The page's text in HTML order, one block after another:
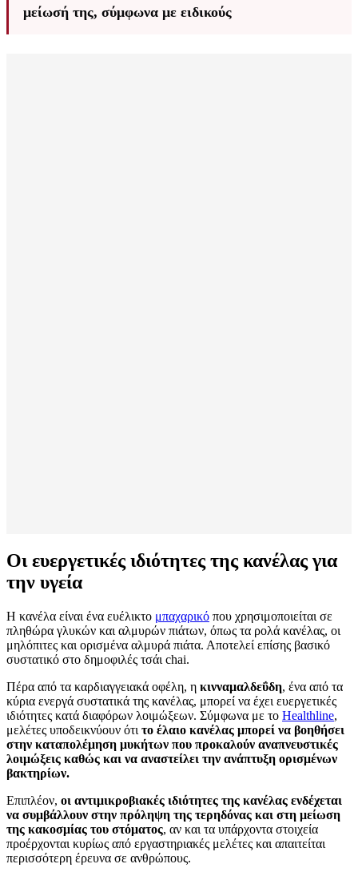
μείωσή της, σύμφωνα με ειδικούς
Οι ευεργετικές ιδιότητες της κανέλας για
την υγεία
Η κανέλα είναι ένα ευέλικτο μπαχαρικό που χρησιμοποιείται σε
πληθώρα γλυκών και αλμυρών πιάτων, όπως τα ρολά κανέλας, οι
μηλόπιτες και ορισμένα αλμυρά πιάτα. Αποτελεί επίσης βασικό
συστατικό στο δημοφιλές τσάι chai.
Πέρα από τα καρδιαγγειακά οφέλη, η κινναμαλδεΰδη, ένα από τα
κύρια ενεργά συστατικά της κανέλας, μπορεί να έχει ευεργετικές
ιδιότητες κατά διαφόρων λοιμώξεων. Σύμφωνα με το Healthline,
μελέτες υποδεικνύουν ότι το έλαιο κανέλας μπορεί να βοηθήσει
στην καταπολέμηση μυκήτων που προκαλούν αναπνευστικές
λοιμώξεις καθώς και να αναστείλει την ανάπτυξη ορισμένων
βακτηρίων.
Επιπλέον, οι αντιμικροβιακές ιδιότητες της κανέλας ενδέχεται
να συμβάλλουν στην πρόληψη της τερηδόνας και στη μείωση
της κακοσμίας του στόματος, αν και τα υπάρχοντα στοιχεία
προέρχονται κυρίως από εργαστηριακές μελέτες και απαιτείται
περισσότερη έρευνα σε ανθρώπους.